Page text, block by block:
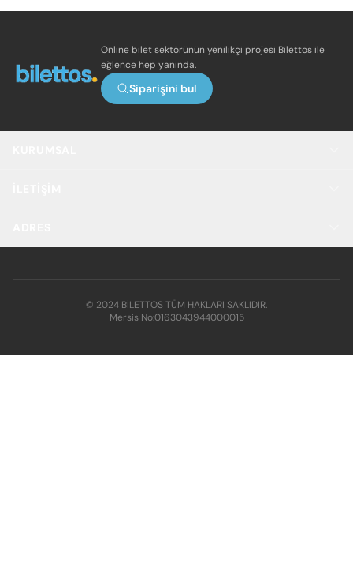
Online bilet sektörünün yenilikçi projesi Bilettos ile
eğlence hep yanında.
Siparişini bul
© 2024 BİLETTOS TÜM HAKLARI SAKLIDIR.
Mersis No:0163043944000015